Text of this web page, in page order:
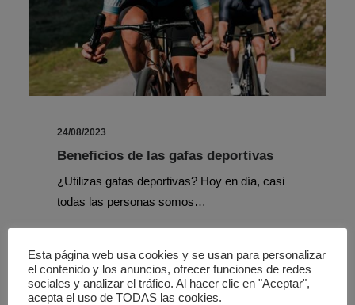
24/08/2023
Beneficios de las gafas deportivas
¿Utilizas gafas deportivas? Hoy en día, casi
todas las personas somos…
Esta página web usa cookies y se usan para personalizar
el contenido y los anuncios, ofrecer funciones de redes
sociales y analizar el tráfico. Al hacer clic en "Aceptar",
acepta el uso de TODAS las cookies.